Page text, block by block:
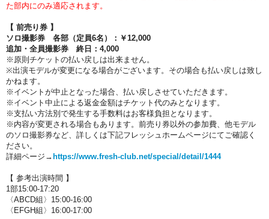
た部内にのみ適応されます。
【 前売り券 】
ソロ撮影券 各部（定員6名）
： ￥12,000
追加・全員撮影券 終日：4,000
※原則チケットの払い戻しは出来ません。
※出演モデルが変更になる場合がございます。その場合も払い戻しは致し
かねます。
※イベントが中止となった場合、払い戻しさせていただきます。
※イベント中止による返金金額はチケット代のみとなります。
※支払い方法別で発生する手数料はお客様負担となります。
※内容が変更される場合もあります。前売り券以外の参加費、他モデル
のソロ撮影券など、詳しくは下記フレッシュホームページにてご確認く
ださい。
詳細ページ→ https://www.fresh-club.net/special/detail/1444
【 参考出演時間 】
1部15:00-17:20
〈ABCD組〉15:00-16:00
〈EFGH組〉16:00-17:00